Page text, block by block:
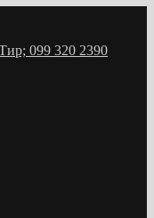
099 320 2390